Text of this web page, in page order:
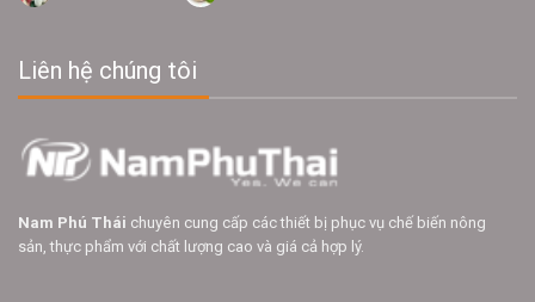
Liên hệ chúng tôi
Nam Phú Thái chuyên cung cấp các thiết bị phục vụ chế biến nông
sản, thực phẩm với chất lượng cao và giá cả hợp lý.